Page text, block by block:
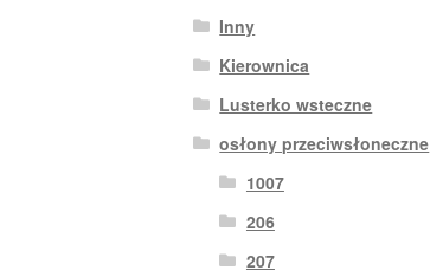
Inny
Kierownica
Lusterko wsteczne
osłony przeciwsłoneczne
1007
206
207